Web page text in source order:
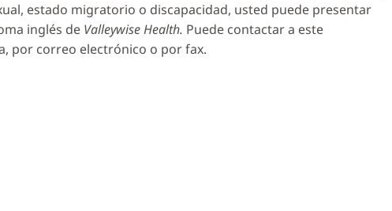
estado migratorio o discapacidad, usted puede presentar
inglés de Valleywise Health. Puede contactar a este
por correo electrónico o por fax.